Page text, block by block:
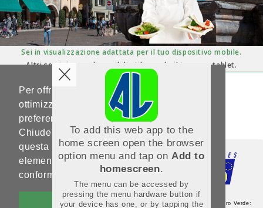
Per offrirti un'esperienza di navigazione
ottimizzata e in linea con le tue
preferenze, Noi utilizziamo i cookies.
Chiudendo questo banner, scorrendo
questa pagina o cliccando qualunque suo
elemento acconsenti al loro impiego in
conformità alla nostra Cookie Policy.
OK
Sei in visualizzazione adattata per il tuo dispositivo mobile.
Altri servizi sono disponibili utilizzando il tuo pc o tablet.
Hai domande ?
Scrivici su
help-portale.adl@provincia.tn.it
Agenzia del Lavoro - Sede Centrale - Via Guardini, 75 - 38121 Trento - Numero Verde:
To add this web app to the
home screen open the browser
option menu and tap on Add to
homescreen.
The menu can be accessed by
pressing the menu hardware button if
your device has one, or by tapping the